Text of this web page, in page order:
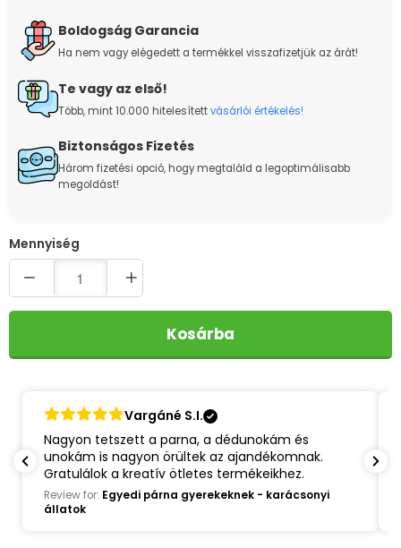
Boldogság Garancia
Ha nem vagy elégedett a termékkel visszafizetjük az árát!
Te vagy az első!
Több, mint 10.000 hitelesítettvásárlói értékelés!
Biztonságos Fizetés
Három fizetési opció, hogy megtaláld a legoptimálisabb
megoldást!
Kosárba
Pölöske
Mindent úgy kaptam, ahogy kértem, gyönyörűek
a párnák. Remélem sikerük lesz az unokáimnál is.
(Kár, hogy nincs cicás.) 😊
Review for: Egyedi párna gyerekeknek - karácsonyi
állatok